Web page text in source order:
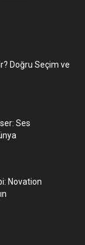
Doğru Seçim ve
Ses
Novation